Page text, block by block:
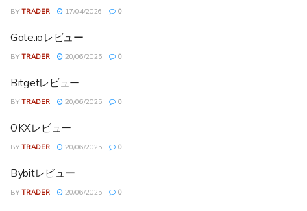
BY TRADER 17/04/2026 0
Gate.ioレビュー
BY TRADER 20/06/2025 0
Bitgetレビュー
BY TRADER 20/06/2025 0
OKXレビュー
BY TRADER 20/06/2025 0
Bybitレビュー
BY TRADER 20/06/2025 0